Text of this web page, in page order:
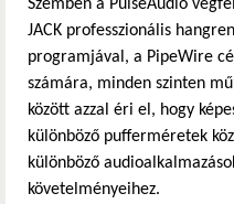
Szemben a PulseAudio
JACK professzionális
programjával, a PipeWire
számára, minden szinten
között azzal éri el, hogy
különböző pufferméretek
különböző
követelményeihez.